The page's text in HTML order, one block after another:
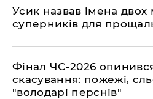
​Усик назвав імена
суперників для
​Фінал ЧС-2026
скасування: пожежі,
"володарі перснів"